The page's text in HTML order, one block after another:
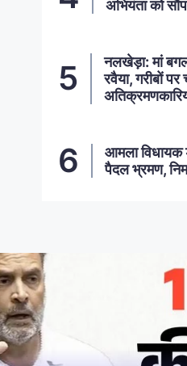
अभियंता को
नलखेड़ा: मां
रवैया, गरीबों
आमला विधायक
पैदल भ्रमण,